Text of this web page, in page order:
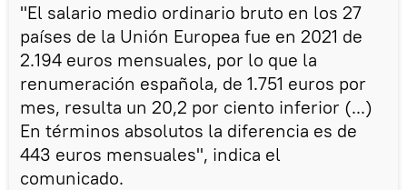
"El salario medio ordinario bruto en los 27
países de la Unión Europea fue en 2021 de
2.194 euros mensuales, por lo que la
renumeración española, de 1.751 euros por
mes, resulta un 20,2 por ciento inferior (...)
En términos absolutos la diferencia es de
443 euros mensuales", indica el
comunicado.